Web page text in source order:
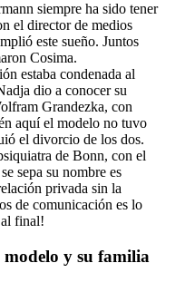
siempre ha sido tener
el director de medios
este sueño. Juntos
Cosima.
estaba condenada al
dio a conocer su
Grandezka, con
aquí el modelo no tuvo
el divorcio de los dos.
de Bonn, con el
sepa su nombre es
privada sin la
de comunicación es lo
final!
modelo y su familia